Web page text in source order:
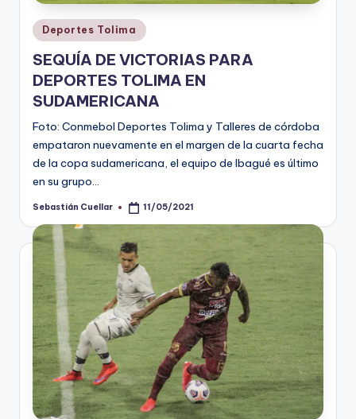
Publicado
en
Deportes Tolima
SEQUÍA DE VICTORIAS PARA
DEPORTES TOLIMA EN
SUDAMERICANA
Foto: Conmebol Deportes Tolima y Talleres de córdoba
empataron nuevamente en el margen de la cuarta fecha
de la copa sudamericana, el equipo de Ibagué es último
en su grupo…
Publicado
Sebastián Cuellar 11/05/2021